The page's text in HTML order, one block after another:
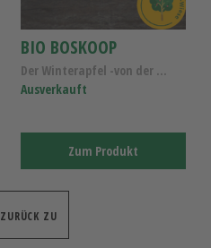
BIO BOSKOOP
Der Winterapfel -von der Streuobstwiese - Bio Apfe...
Ausverkauft
Zum Produkt
ZURÜCK ZU